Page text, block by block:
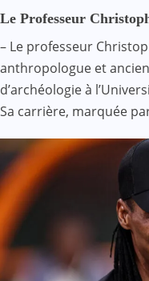
Le Professeur
– Le professeur
anthropologue et
d’archéologie à
Sa carrière, marquée